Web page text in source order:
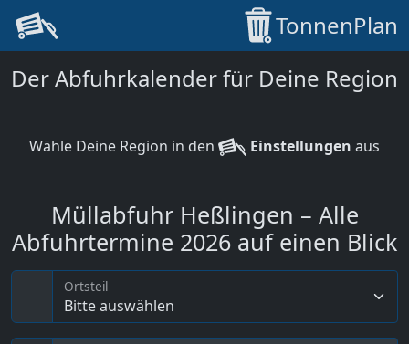
TonnenPlan
Der Abfuhrkalender für Deine Region
Wähle Deine Region in den Einstellungen aus
Müllabfuhr Heßlingen – Alle
Abfuhrtermine 2026 auf einen Blick
Bitte auswählen
Ortsteil